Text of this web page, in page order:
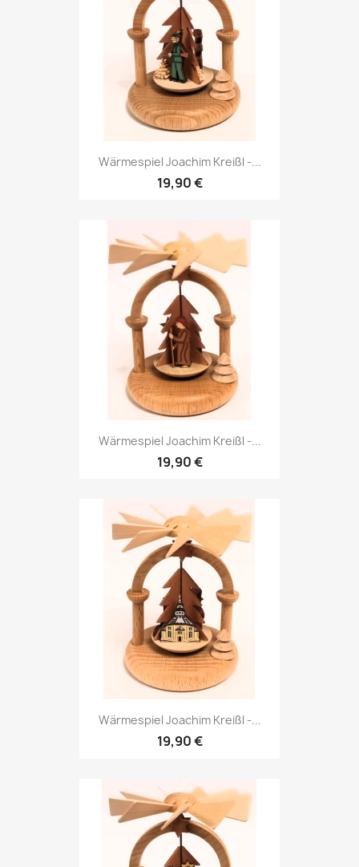
Wärmespiel Joachim Kreißl -...
19,90 €
Wärmespiel Joachim Kreißl -...
19,90 €
Wärmespiel Joachim Kreißl -...
19,90 €